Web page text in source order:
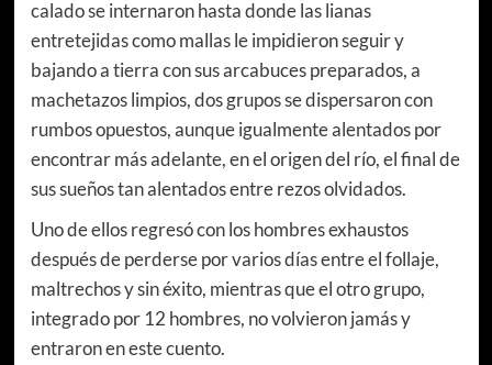
calado se internaron hasta donde las lianas
entretejidas como mallas le impidieron seguir y
bajando a tierra con sus arcabuces preparados, a
machetazos limpios, dos grupos se dispersaron con
rumbos opuestos, aunque igualmente alentados por
encontrar más adelante, en el origen del río, el final de
sus sueños tan alentados entre rezos olvidados.
Uno de ellos regresó con los hombres exhaustos
después de perderse por varios días entre el follaje,
maltrechos y sin éxito, mientras que el otro grupo,
integrado por 12 hombres, no volvieron jamás y
entraron en este cuento.